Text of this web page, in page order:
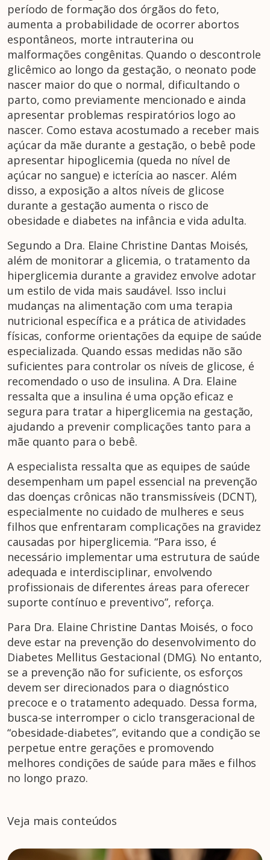
período de formação dos órgãos do feto,
aumenta a probabilidade de ocorrer abortos
espontâneos, morte intrauterina ou
malformações congênitas. Quando o descontrole
glicêmico ao longo da gestação, o neonato pode
nascer maior do que o normal, dificultando o
parto, como previamente mencionado e ainda
apresentar problemas respiratórios logo ao
nascer. Como estava acostumado a receber mais
açúcar da mãe durante a gestação, o bebê pode
apresentar hipoglicemia (queda no nível de
açúcar no sangue) e icterícia ao nascer. Além
disso, a exposição a altos níveis de glicose
durante a gestação aumenta o risco de
obesidade e diabetes na infância e vida adulta.
Segundo a Dra. Elaine Christine Dantas Moisés,
além de monitorar a glicemia, o tratamento da
hiperglicemia durante a gravidez envolve adotar
um estilo de vida mais saudável. Isso inclui
mudanças na alimentação com uma terapia
nutricional específica e a prática de atividades
físicas, conforme orientações da equipe de saúde
especializada. Quando essas medidas não são
suficientes para controlar os níveis de glicose, é
recomendado o uso de insulina. A Dra. Elaine
ressalta que a insulina é uma opção eficaz e
segura para tratar a hiperglicemia na gestação,
ajudando a prevenir complicações tanto para a
mãe quanto para o bebê.
A especialista ressalta que as equipes de saúde
desempenham um papel essencial na prevenção
das doenças crônicas não transmissíveis (DCNT),
especialmente no cuidado de mulheres e seus
filhos que enfrentaram complicações na gravidez
causadas por hiperglicemia. “Para isso, é
necessário implementar uma estrutura de saúde
adequada e interdisciplinar, envolvendo
profissionais de diferentes áreas para oferecer
suporte contínuo e preventivo”, reforça.
Para Dra. Elaine Christine Dantas Moisés, o foco
deve estar na prevenção do desenvolvimento do
Diabetes Mellitus Gestacional (DMG). No entanto,
se a prevenção não for suficiente, os esforços
devem ser direcionados para o diagnóstico
precoce e o tratamento adequado. Dessa forma,
busca-se interromper o ciclo transgeracional de
“obesidade-diabetes”, evitando que a condição se
perpetue entre gerações e promovendo
melhores condições de saúde para mães e filhos
no longo prazo.
Veja mais conteúdos